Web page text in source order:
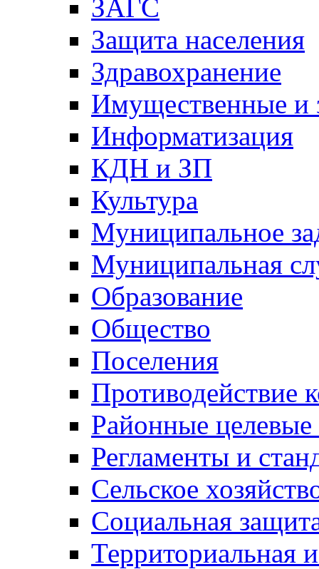
ЗАГС
Защита населения
Здравохранение
Имущественные и
Информатизация
КДН и ЗП
Культура
Муниципальное
Муниципальная
Образование
Общество
Поселения
Противодействие
Районные
Регламенты и
Сельское
Социальная
Территориальная